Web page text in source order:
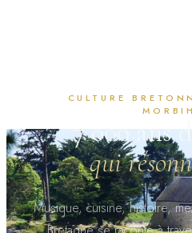
CULTURE
7 000 ans
qui
Musique, cuisine, histoire,